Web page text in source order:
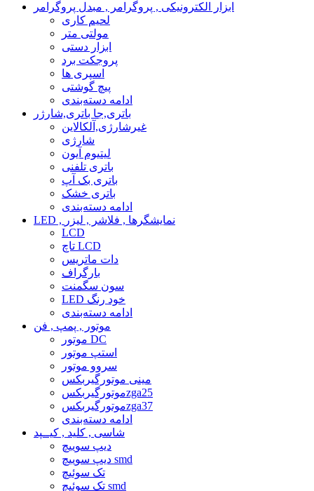
ابزار الکترونیکی , پروگرامر , مبدل پروگرامر
لحیم کاری
مولتی متر
ابزار دستی
پروجکت برد
اسپری ها
پیچ گوشتی
ادامه دسته‌بندی
باتری,جا باتری,شارژر
غیرشارژی,آلکالاین
شارژی
لیتیوم آیون
باتری تلفنی
باتری بک آپ
باتری خشک
ادامه دسته‌بندی
LED , نمایشگرها , فلاشر , لیزر
LCD
تاچ LCD
دات ماتریس
بارگراف
سون سگمنت
LED خود رنگ
ادامه دسته‌بندی
موتور , پمپ , فن
موتور DC
استپ موتور
سروو موتور
مینی موتورگیربکس
موتورگیربکسzga25
موتورگیربکسzga37
ادامه دسته‌بندی
شاسی , کلید , کیــپد
دیپ سوییچ
دیپ سوییچ smd
تک سوئیچ
تک سوئیچ smd